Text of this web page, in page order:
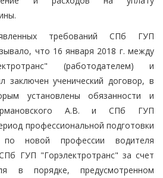
требований СПб ГУП
что 16 января 2018 г. между
(работодателем) и
заключен ученический договор, в
установлены обязанности и
А.В. и СПб ГУП
профессиональной подготовки
по новой профессии водителя
ГУП "Горэлектротранс" за счет
в порядке, предусмотренном